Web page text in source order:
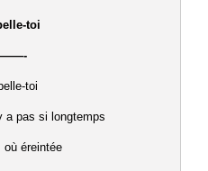
toi
toi
a pas si longtemps
où éreintée